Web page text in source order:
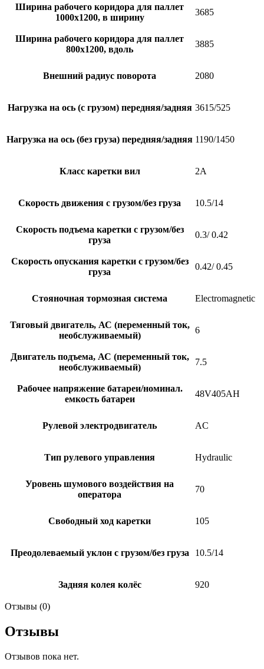
Ширина рабочего коридора для паллет
1000х1200, в ширину
3685
Ширина рабочего коридора для паллет
800х1200, вдоль
3885
Внешний радиус поворота 2080
Нагрузка на ось (с грузом) передняя/задняя 3615/525
Нагрузка на ось (без груза) передняя/задняя 1190/1450
Класс каретки вил 2A
Скорость движения с грузом/без груза 10.5/14
Скорость подъема каретки с грузом/без
груза
0.3/ 0.42
Скорость опускания каретки с грузом/без
груза
0.42/ 0.45
Стояночная тормозная система Electromagnetic
Тяговый двигатель, АС (переменный ток,
необслуживаемый)
6
Двигатель подъема, АС (переменный ток,
необслуживаемый)
7.5
Рабочее напряжение батареи/номинал.
емкость батареи
48V405AH
Рулевой электродвигатель AC
Тип рулевого управления Hydraulic
Уровень шумового воздействия на
оператора
70
Свободный ход каретки 105
Преодолеваемый уклон с грузом/без груза 10.5/14
Задняя колея колёс 920
Отзывы (0)
Отзывы
Отзывов пока нет.